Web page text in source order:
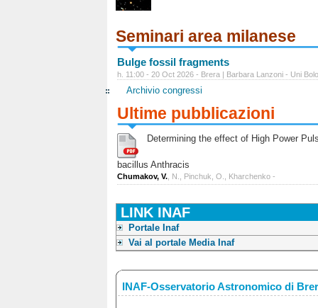
Seminari area milanese
Bulge fossil fragments
h. 11:00 - 20 Oct 2026 - Brera | Barbara Lanzoni - Uni
Archivio congressi
Ultime pubblicazioni
Determining the effect of High Power
bacillus Anthracis
Chumakov, V. , N., Pinchuk, O., Kharchenko -
LINK INAF
Portale Inaf
Vai al portale Media Inaf
INAF-Osservatorio Astronomico di